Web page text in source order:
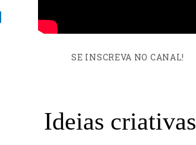
SE INSCREVA NO CANAL!
Ideias criativas